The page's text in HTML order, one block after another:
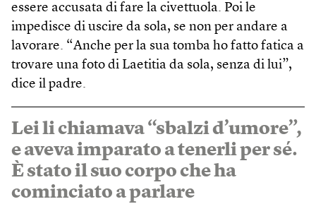
essere accusata di fare la civettuola. Poi le
impedisce di uscire da sola, se non per andare a
lavorare. “Anche per la sua tomba ho fatto fatica a
trovare una foto di Laetitia da sola, senza di lui”,
dice il padre.
Lei li chiamava “sbalzi d’umore”,
e aveva imparato a tenerli per sé.
È stato il suo corpo che ha
cominciato a parlare